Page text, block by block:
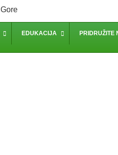
EDUKACIJA PRIDRUŽITE